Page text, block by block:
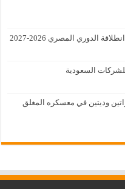
وديتين في معسكره المغلق